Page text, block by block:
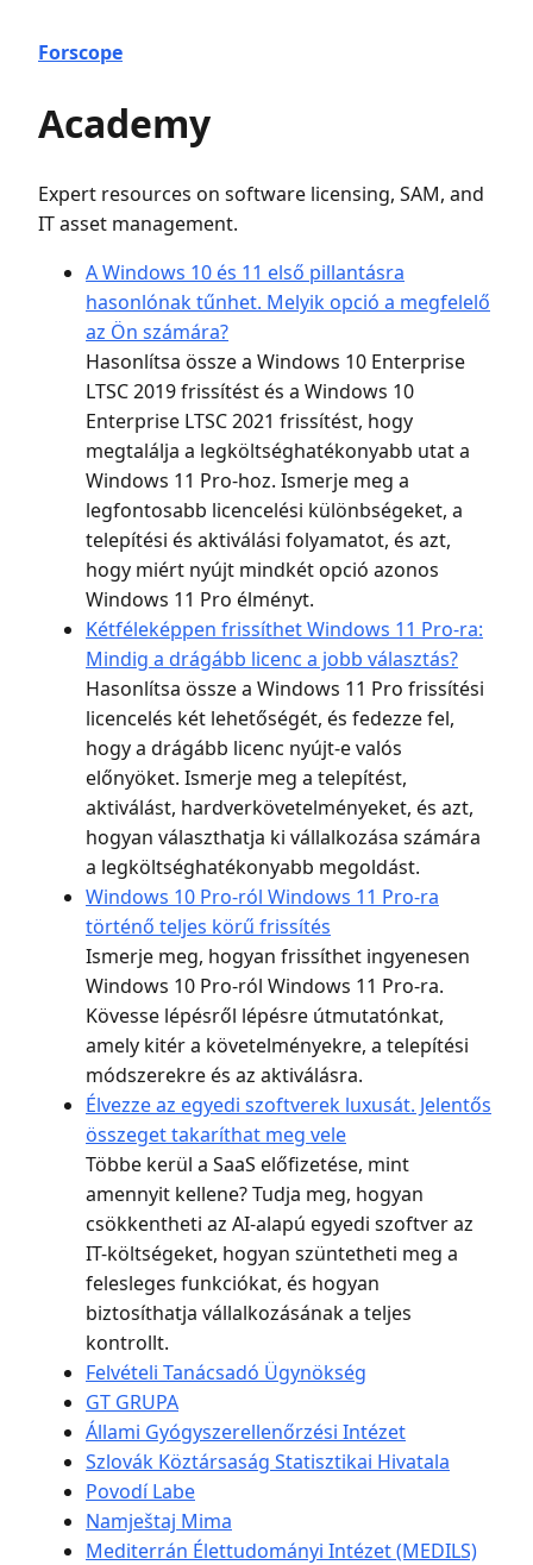
Forscope
Academy
Expert resources on software licensing, SAM, and
IT asset management.
A Windows 10 és 11 első pillantásra
hasonlónak tűnhet. Melyik opció a megfelelő
az Ön számára?
Hasonlítsa össze a Windows 10 Enterprise
LTSC 2019 frissítést és a Windows 10
Enterprise LTSC 2021 frissítést, hogy
megtalálja a legköltséghatékonyabb utat a
Windows 11 Pro-hoz. Ismerje meg a
legfontosabb licencelési különbségeket, a
telepítési és aktiválási folyamatot, és azt,
hogy miért nyújt mindkét opció azonos
Windows 11 Pro élményt.
Kétféleképpen frissíthet Windows 11 Pro-ra:
Mindig a drágább licenc a jobb választás?
Hasonlítsa össze a Windows 11 Pro frissítési
licencelés két lehetőségét, és fedezze fel,
hogy a drágább licenc nyújt-e valós
előnyöket. Ismerje meg a telepítést,
aktiválást, hardverkövetelményeket, és azt,
hogyan választhatja ki vállalkozása számára
a legköltséghatékonyabb megoldást.
Windows 10 Pro-ról Windows 11 Pro-ra
történő teljes körű frissítés
Ismerje meg, hogyan frissíthet ingyenesen
Windows 10 Pro-ról Windows 11 Pro-ra.
Kövesse lépésről lépésre útmutatónkat,
amely kitér a követelményekre, a telepítési
módszerekre és az aktiválásra.
Élvezze az egyedi szoftverek luxusát. Jelentős
összeget takaríthat meg vele
Többe kerül a SaaS előfizetése, mint
amennyit kellene? Tudja meg, hogyan
csökkentheti az AI-alapú egyedi szoftver az
IT-költségeket, hogyan szüntetheti meg a
felesleges funkciókat, és hogyan
biztosíthatja vállalkozásának a teljes
kontrollt.
Felvételi Tanácsadó Ügynökség
GT GRUPA
Állami Gyógyszerellenőrzési Intézet
Szlovák Köztársaság Statisztikai Hivatala
Povodí Labe
Namještaj Mima
Mediterrán Élettudományi Intézet (MEDILS)